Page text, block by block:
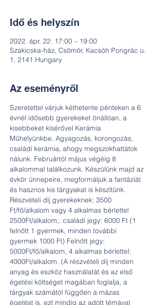
Idő és helyszín
2022. ápr. 22. 17:00 – 19:00
Szakicska-ház, Csömör, Kacsóh Pongrác u.
1, 2141 Hungary
Az eseményről
Szeretettel várjuk kéthetente pénteken a 6
évnél idősebb gyerekeket önállóan, a
kisebbeket kísérővel Kerámia
Műhelyünkbe. Agyagozás, korongozás,
családi kerámia, ahogy megszokhattátok
nálunk. Februártól május végéig 8
alkalommal találkozunk. Készülünk majd az
évkör ünnepeire, megformáljuk a fantáziát
és hasznos kis tárgyakat is készítünk.
Részvételi díj gyerekeknek: 3500
Ft/fő/alkalom vagy 4 alkalmas bérlettel
2500Ft/alkalom;. családi jegy: 6000 Ft (1
felnőtt 1 gyermek, minden további
gyermek 1000 Ft) Felnőtt jegy:
5000Ft/fő/alkalom, 4 alkalmas bérlettel:
4000Ft/alkalom. (A részvételi díj minden
anyag és eszköz használatát és az első
égetési költséget magában foglalja, a
tárgyak számától függően a mázas
égetést is, ezt mindig az adott témával